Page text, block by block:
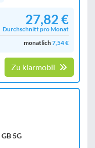
27,82 €
Durchschnitt pro Monat
monatlich7,54 €
Zu klarmobil
5G